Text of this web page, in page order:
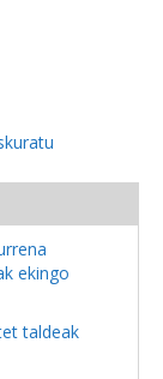
ekingo
taldeak